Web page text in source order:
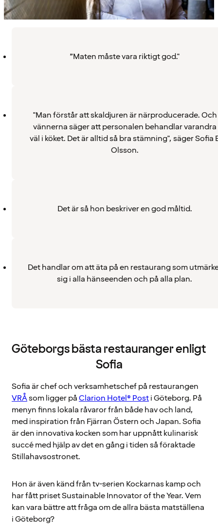
”Maten måste vara riktigt god."
"Man förstår att skaldjuren är närproducerade. Och
vännerna säger att personalen behandlar varandra
väl i köket. Det är alltid så bra stämning", säger Sofia
Olsson.
Det är så hon beskriver en god måltid.
Det handlar om att äta på en restaurang som
sig i alla hänseenden och på alla plan.
Göteborgs bästa restauranger enligt
Sofia
Sofia är chef och verksamhetschef på restaurangen
VRÅsom ligger påClarion Hotel® Posti Göteborg. På
menyn finns lokala råvaror från både hav och land,
med inspiration från Fjärran Östern och Japan. Sofia
är den innovativa kocken som har uppnått kulinarisk
succé med hjälp av det en gång i tiden så föraktade
Stillahavsostronet.
Hon är även känd från tv-serien Kockarnas kamp och
har fått priset Sustainable Innovator of the Year. Vem
kan vara bättre att fråga om de allra bästa matställena
i Göteborg?